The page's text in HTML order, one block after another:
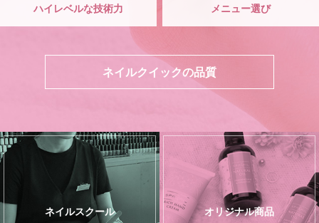
ハイレベルな技術力
メニュー選び
ネイルクイックの品質
ネイルスクール オリジナル商品